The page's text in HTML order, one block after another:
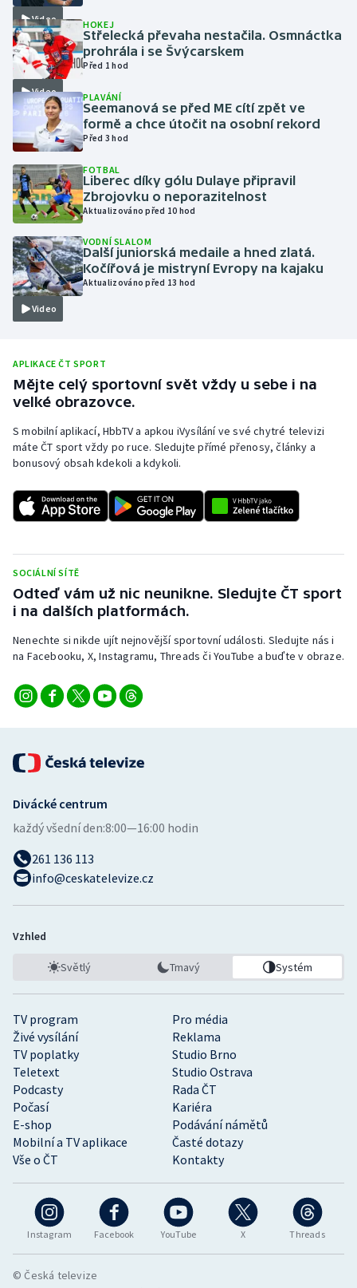
Judo
Krasobruslení
Lezení
Lyže a snowboard
Moderní pětiboj
Motorsport
Olympijské hry
Parasport
Plavání
Ragby
Rychlobruslení
Rychlostní kanoistika
Short track
Stolní tenis
Veslování
Vodní slalom
Ostatní
Video
Video
HOKEJ
Střelecká převaha nestačila. Osmnáctka
prohrála i se Švýcarskem
Před 1 hod
PLAVÁNÍ
Seemanová se před ME cítí zpět ve
formě a chce útočit na osobní rekord
Před 3 hod
FOTBAL
Liberec díky gólu Dulaye připravil
Zbrojovku o neporazitelnost
Aktualizováno před 10 hod
Video
VODNÍ SLALOM
Další juniorská medaile a hned zlatá.
Kočířová je mistryní Evropy na kajaku
Aktualizováno před 13 hod
APLIKACE ČT SPORT
Mějte celý sportovní svět vždy u sebe i na
velké obrazovce.
S mobilní aplikací, HbbTV a apkou iVysílání ve své chytré televizi
máte ČT sport vždy po ruce. Sledujte přímé přenosy, články a
bonusový obsah kdekoli a kdykoli.
SOCIÁLNÍ SÍTĚ
Odteď vám už nic neunikne. Sledujte ČT sport
i na dalších platformách.
Nenechte si nikde ujít nejnovější sportovní události. Sledujte nás i
na Facebooku, X, Instagramu, Threads či YouTube a buďte v obraze.
Instagram Facebook YouTube X Threads
TV program
Pro média
Živé vysílání
Reklama
TV poplatky
Studio Brno
Teletext
Studio Ostrava
Podcasty
Rada ČT
Počasí
Kariéra
E-shop
Podávání námětů
Mobilní a TV aplikace
Časté dotazy
Vše o ČT
Kontakty
Divácké centrum
každý všední den:8:00—16:00 hodin
261 136 113
info@ceskatelevize.cz
Vzhled
Světlý Tmavý Systém
© Česká televize